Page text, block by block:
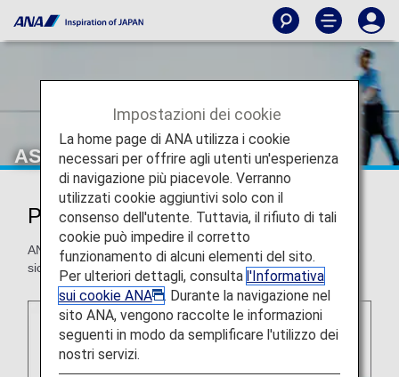
ASSISTENZA SPECIALE
Passeggeri con disabilità
ANA fornisce assistenza a tutti i clienti per garantire un volo
sicuro e confortevole.
Impostazioni dei cookie
La home page di ANA utilizza i cookie
necessari per offrire agli utenti un'esperienza
di navigazione più piacevole. Verranno
utilizzati cookie aggiuntivi solo con il
consenso dell'utente. Tuttavia, il rifiuto di tali
cookie può impedire il corretto
funzionamento di alcuni elementi del sito.
Per ulteriori dettagli, consulta l'Informativa
sui cookie ANA
. Durante la navigazione nel
sito ANA, vengono raccolte le informazioni
seguenti in modo da semplificare l'utilizzo dei
nostri servizi.